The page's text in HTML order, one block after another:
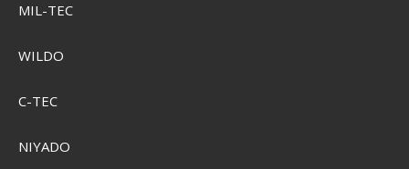
MIL-TEC
WILDO
C-TEC
NIYADO